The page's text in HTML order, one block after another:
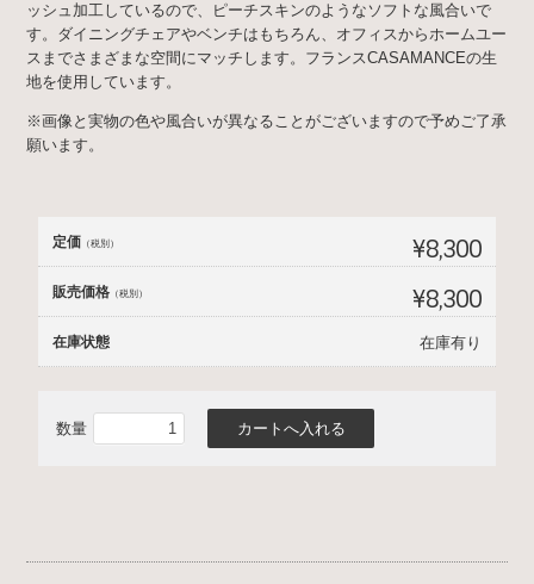
ッシュ加工しているので、ピーチスキンのようなソフトな風合いで
す。ダイニングチェアやベンチはもちろん、オフィスからホームユー
スまでさまざまな空間にマッチします。フランスCASAMANCEの生
地を使用しています。
※画像と実物の色や風合いが異なることがございますので予めご了承
願います。
定価 （税別） ¥8,300
販売価格 （税別） ¥8,300
在庫状態 在庫有り
数量